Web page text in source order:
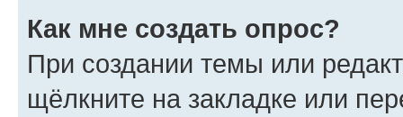
Как мне создать опрос?
При создании темы или
щёлкните на закладке или